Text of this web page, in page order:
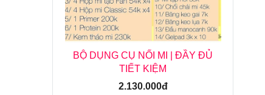
CAO
BỘ DỤNG CỤ NỐI MI | ĐẦY ĐỦ
TIẾT KIỆM
2.130.000đ